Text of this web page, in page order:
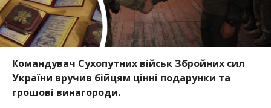
Командувач Сухопутних військ Збройних сил
України вручив бійцям цінні подарунки та
грошові винагороди.